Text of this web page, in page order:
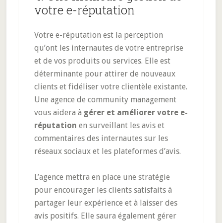
votre e-réputation
Votre e-réputation est la perception
qu’ont les internautes de votre entreprise
et de vos produits ou services. Elle est
déterminante pour attirer de nouveaux
clients et fidéliser votre clientèle existante.
Une agence de community management
vous aidera à gérer et améliorer votre e-
réputation en surveillant les avis et
commentaires des internautes sur les
réseaux sociaux et les plateformes d’avis.
L’agence mettra en place une stratégie
pour encourager les clients satisfaits à
partager leur expérience et à laisser des
avis positifs. Elle saura également gérer